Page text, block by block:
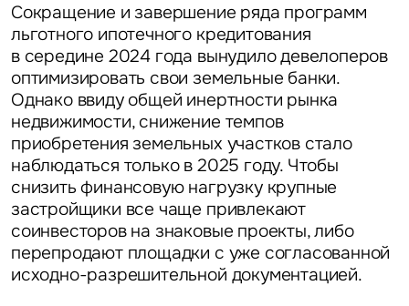
Сокращение и завершение ряда программ
льготного ипотечного кредитования
в середине 2024 года вынудило девелоперов
оптимизировать свои земельные банки.
Однако ввиду общей инертности рынка
недвижимости, снижение темпов
приобретения земельных участков стало
наблюдаться только в 2025 году. Чтобы
снизить финансовую нагрузку крупные
застройщики все чаще привлекают
соинвесторов на знаковые проекты, либо
перепродают площадки с уже согласованной
исходно-разрешительной документацией.